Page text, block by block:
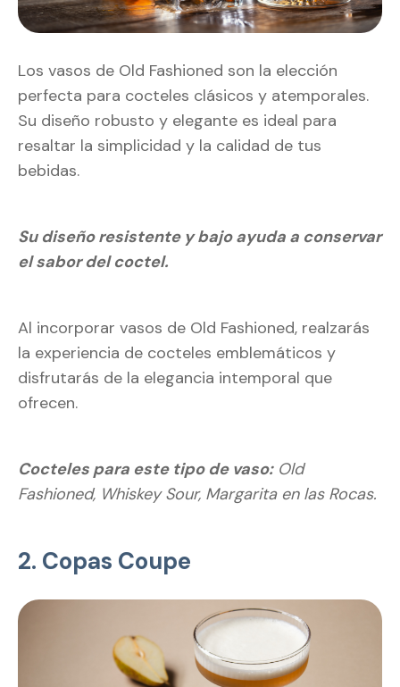
Los vasos de Old Fashioned son la elección
perfecta para cocteles clásicos y atemporales.
Su diseño robusto y elegante es ideal para
resaltar la simplicidad y la calidad de tus
bebidas.
Su diseño resistente y bajo ayuda a conservar
el sabor del coctel.
Al incorporar vasos de Old Fashioned, realzarás
la experiencia de cocteles emblemáticos y
disfrutarás de la elegancia intemporal que
ofrecen.
Cocteles para este tipo de vaso: Old
Fashioned, Whiskey Sour, Margarita en las Rocas.
2. Copas Coupe